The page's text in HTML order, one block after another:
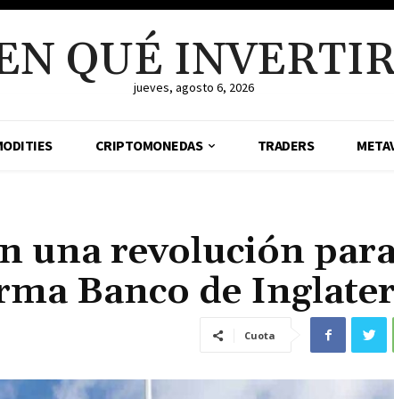
QUÉjueves, agosto 6, 2026
CRIPTOMONEDAS TRADERS
una revolución
Banco de
Cuota